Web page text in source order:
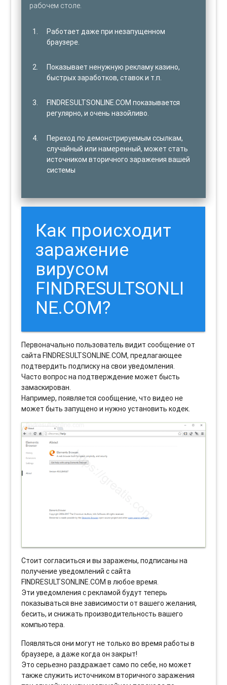
рабочем столе.
Работает даже при незапущенном
браузере.
Показывает ненужную рекламу казино,
быстрых заработков, ставок и т.п.
FINDRESULTSONLINE.COM показывается
регулярно, и очень назойливо.
Переход по демонстрируемым ссылкам,
случайный или намеренный, может стать
источником вторичного заражения вашей
системы
Как происходит
заражение
вирусом
FINDRESULTSONLI
NE.COM?
Первоначально пользователь видит сообщение от
сайта FINDRESULTSONLINE.COM, предлагающее
подтвердить подписку на свои уведомления.
Часто вопрос на подтверждение может бысть
замаскирован.
Например, появляется сообщение, что видео не
может быть запущено и нужно установить кодек.
Стоит согласиться и вы заражены, подписаны на
получение уведомлений с сайта
FINDRESULTSONLINE.COM в любое время.
Эти уведомления с рекламой будут теперь
показываться вне зависимости от вашего желания,
бесить, и снижать производительность вашего
компьютера.
Появляться они могут не только во время работы в
браузере, а даже когда он закрыт!
Это серьезно раздражает само по себе, но может
также служить источником вторичного заражения